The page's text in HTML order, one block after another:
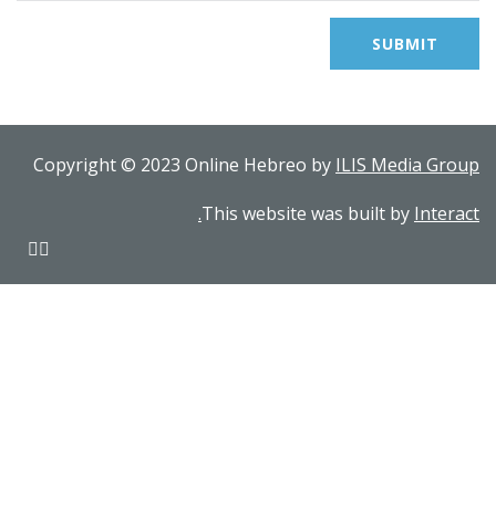
Copyright © 2023 Online Hebreo by ILIS Media Group
This website was built by Interact.